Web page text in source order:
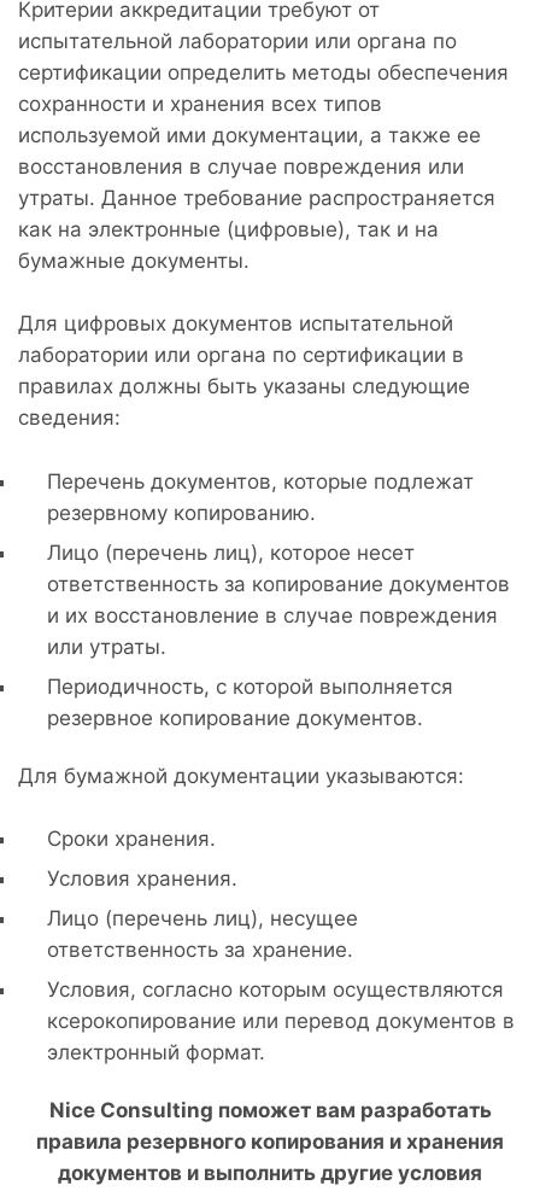
Критерии аккредитации требуют от
испытательной лаборатории или органа по
сертификации определить методы обеспечения
сохранности и хранения всех типов
используемой ими документации, а также ее
восстановления в случае повреждения или
утраты. Данное требование распространяется
как на электронные (цифровые), так и на
бумажные документы.
Для цифровых документов испытательной
лаборатории или органа по сертификации в
правилах должны быть указаны следующие
сведения:
Перечень документов, которые подлежат
резервному копированию.
Лицо (перечень лиц), которое несет
ответственность за копирование документов
и их восстановление в случае повреждения
или утраты.
Периодичность, с которой выполняется
резервное копирование документов.
Для бумажной документации указываются:
Сроки хранения.
Условия хранения.
Лицо (перечень лиц), несущее
ответственность за хранение.
Условия, согласно которым осуществляются
ксерокопирование или перевод документов в
электронный формат.
Nice Consulting поможет вам разработать
правила резервного копирования и хранения
документов и выполнить другие условия